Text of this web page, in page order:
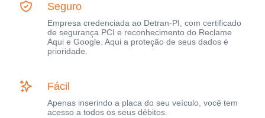
Seguro
Empresa credenciada ao Detran-PI, com certificado
de segurança PCI e reconhecimento do Reclame
Aqui e Google. Aqui a proteção de seus dados é
prioridade.
Fácil
Apenas inserindo a placa do seu veículo, você tem
acesso a todos os seus débitos.